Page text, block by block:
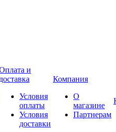
и
доставка
Условия
оплаты
Условия
доставки
Компания
О
магазине
Партнерам